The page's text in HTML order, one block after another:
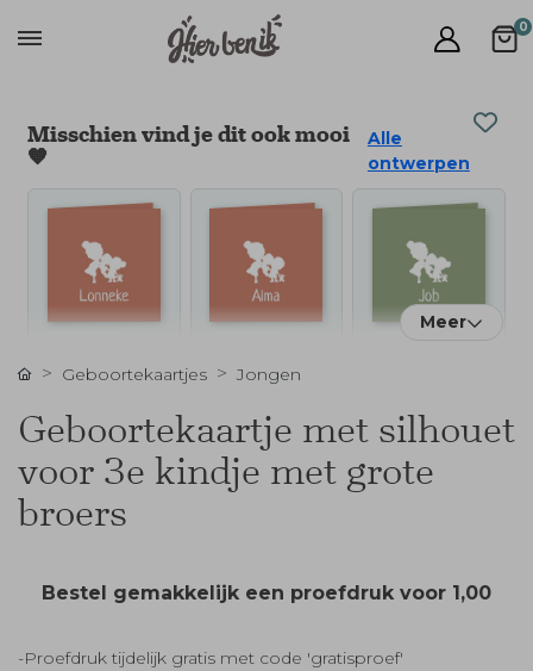
0
Misschien vind je dit ook mooi
🧡
Alle
ontwerpen
Meer
Geboortekaartjes Jongen
Geboortekaartje met silhouet
voor 3e kindje met grote
broers
Bestel gemakkelijk een proefdruk voor 1,00
-Proefdruk tijdelijk gratis met code 'gratisproef'